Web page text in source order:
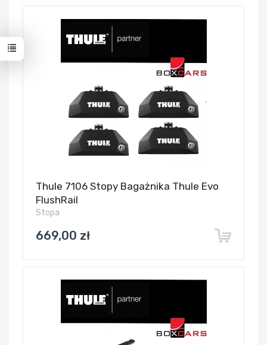
Thule 7106 Stopy Bagażnika Thule Evo
FlushRail
Stopa
669,00 zł